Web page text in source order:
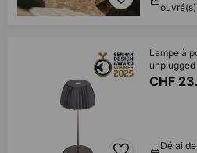
ouvré(s)
Lampe à
CHF
Délai